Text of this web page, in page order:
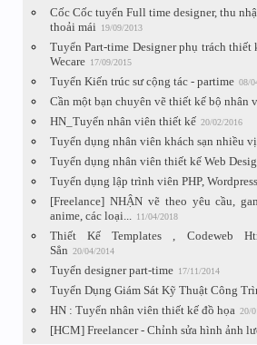
Cốc Cốc tuyển Full time designer, thu
thoải mái
19/09/2013
Tuyển Part-time Designer phụ trách
Wecare 17/09/2015
Tuyển Kiến trúc sư cộng tác - partime 08/
Cần một bạn chuyên vẽ thiết kế bộ nhân
HN_Tuyển nhân viên thiết kế 20/02/2016
Tuyển dụng nhân viên khách sạn nhiều
Tuyển dụng nhân viên thiết kế Web
Tuyển dụng lập trình viên PHP, Wordpress
[Freelance] NHẬN vẽ theo yêu cầu,
anime, các loại... 11/04/2018
Thiết Kế Templates , Codeweb
Sẳn 20/04/2014
Tuyển designer part-time 17/11/2014
Tuyển Dụng Giám Sát Kỹ Thuật Công
HN : Tuyển nhân viên thiết kế đồ họa 20/
[HCM] Freelancer - Chỉnh sửa hình ảnh